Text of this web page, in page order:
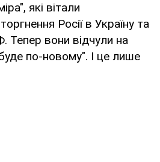
які вітали
Росії в Україну та
Тепер вони відчули на
по-новому". І це лише